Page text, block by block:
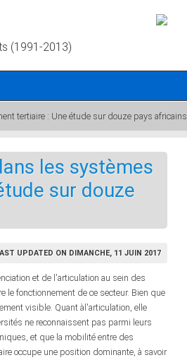
(1991-2013)
tertiaire : Une étude sur douze pays africains
les systèmes
sur douze
UPDATED ON DIMANCHE, 11 JUIN 2017
et de l'articulation au sein des
fonctionnement de ce secteur. Bien que
visible. Quant àl'articulation, elle
ne reconnaissent pas parmi leurs
et que la mobilité entre des
occupe une position dominante, à savoir